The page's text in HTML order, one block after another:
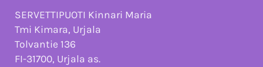
SERVETTIPUOTI Kinnari Maria
Tmi Kimara, Urjala
Tolvantie 136
FI-31700, Urjala as.